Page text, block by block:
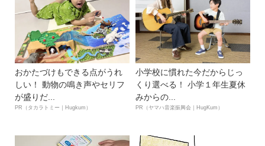
おかたづけもできる点がうれ
しい！ 動物の鳴き声やセリフ
が盛りだ...
PR（タカラトミー｜Hugkum）
小学校に慣れた今だからじっ
くり選べる！ 小学１年生夏休
みからの...
PR（ヤマハ音楽振興会｜HugKum）